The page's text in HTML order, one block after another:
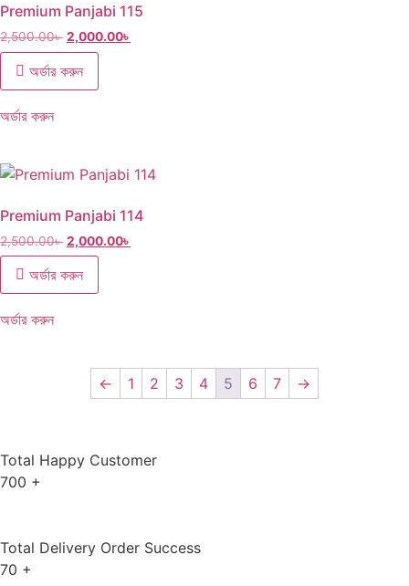
Premium Panjabi 115
2,500.00৳ 2,000.00৳
অর্ডার করুন
অর্ডার করুন
Premium Panjabi 114
2,500.00৳ 2,000.00৳
অর্ডার করুন
অর্ডার করুন
← 1 2 3 4 5 6 7 →
Total Happy Customer
700 +
Total Delivery Order Success
70 +